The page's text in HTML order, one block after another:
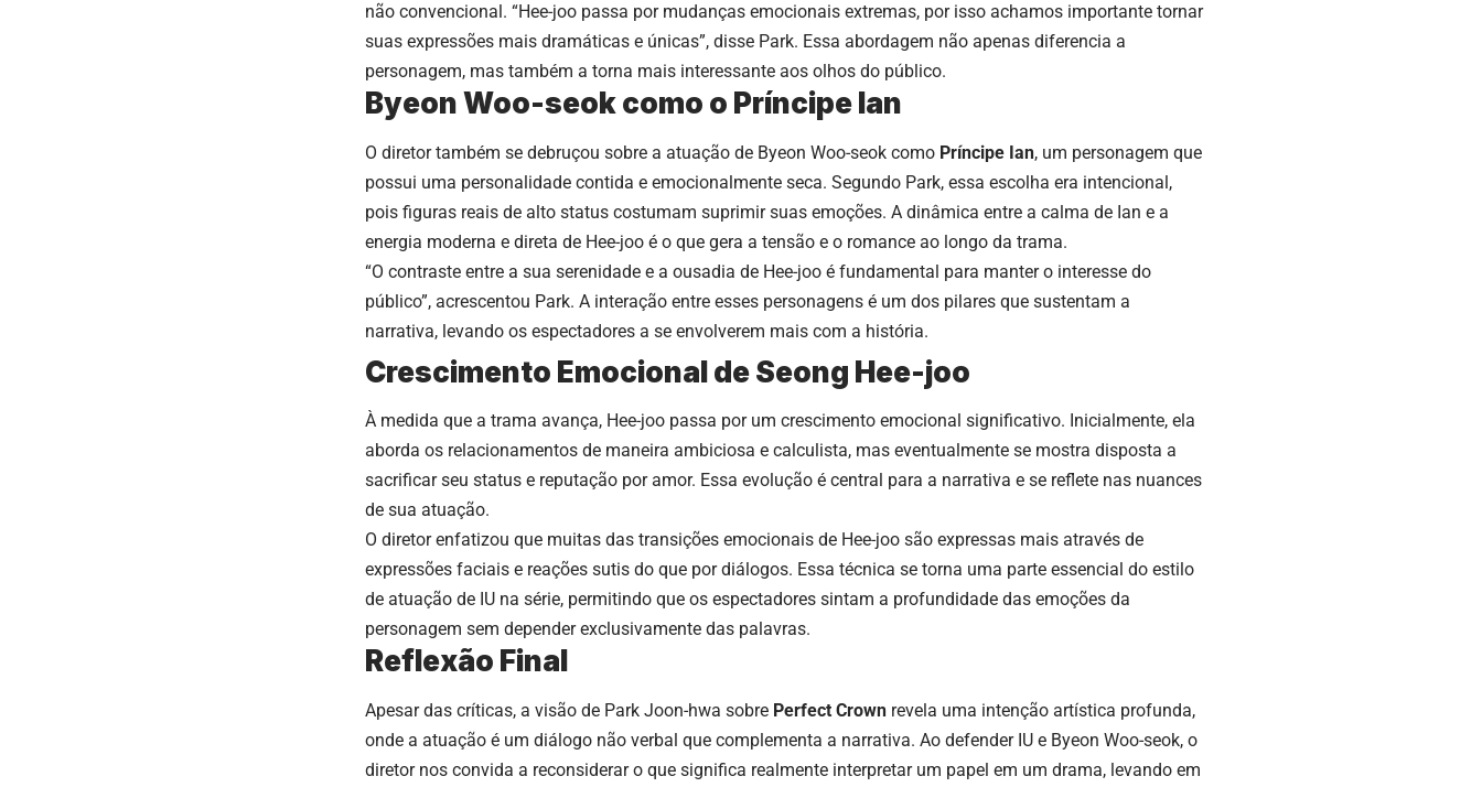
não convencional. “Hee-joo passa por mudanças emocionais extremas, por isso achamos importante tornar
suas expressões mais dramáticas e únicas”, disse Park. Essa abordagem não apenas diferencia a
personagem, mas também a torna mais interessante aos olhos do público.
Byeon Woo-seok como o Príncipe Ian
O diretor também se debruçou sobre a atuação de Byeon Woo-seok como Príncipe Ian, um personagem que
possui uma personalidade contida e emocionalmente seca. Segundo Park, essa escolha era intencional,
pois figuras reais de alto status costumam suprimir suas emoções. A dinâmica entre a calma de Ian e a
energia moderna e direta de Hee-joo é o que gera a tensão e o romance ao longo da trama.
“O contraste entre a sua serenidade e a ousadia de Hee-joo é fundamental para manter o interesse do
público”, acrescentou Park. A interação entre esses personagens é um dos pilares que sustentam a
narrativa, levando os espectadores a se envolverem mais com a história.
Crescimento Emocional de Seong Hee-joo
À medida que a trama avança, Hee-joo passa por um crescimento emocional significativo. Inicialmente, ela
aborda os relacionamentos de maneira ambiciosa e calculista, mas eventualmente se mostra disposta a
sacrificar seu status e reputação por amor. Essa evolução é central para a narrativa e se reflete nas nuances
de sua atuação.
O diretor enfatizou que muitas das transições emocionais de Hee-joo são expressas mais através de
expressões faciais e reações sutis do que por diálogos. Essa técnica se torna uma parte essencial do estilo
de atuação de IU na série, permitindo que os espectadores sintam a profundidade das emoções da
personagem sem depender exclusivamente das palavras.
Reflexão Final
Apesar das críticas, a visão de Park Joon-hwa sobre Perfect Crown revela uma intenção artística profunda,
onde a atuação é um diálogo não verbal que complementa a narrativa. Ao defender IU e Byeon Woo-seok, o
diretor nos convida a reconsiderar o que significa realmente interpretar um papel em um drama, levando em